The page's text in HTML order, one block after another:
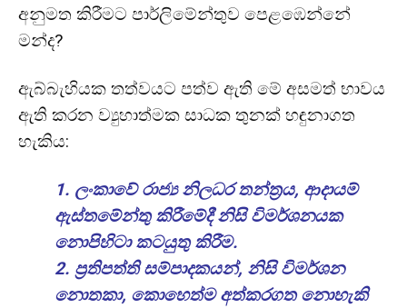
අනුමත කිරීමට පාර්ලිමේන්තුව පෙළඹෙන්නේ
මන්ද?
ඇබ්බැහියක තත්වයට පත්ව ඇති මේ අසමත් භාවය
ඇති කරන ව්‍යුහාත්මක සාධක තුනක් හඳුනාගත
හැකිය:
1. ලංකාවේ රාජ්‍ය නිලධර තන්ත්‍රය, ආදායම්
ඇස්තමේන්තු කිරීමේදී නිසි විමර්ශනයක
නොපිහිටා කටයුතු කිරීම.
2. ප්‍රතිපත්ති සම්පාදකයන්, නිසි විමර්ශන
නොතකා, කොහෙත්ම අත්කරගත නොහැකි